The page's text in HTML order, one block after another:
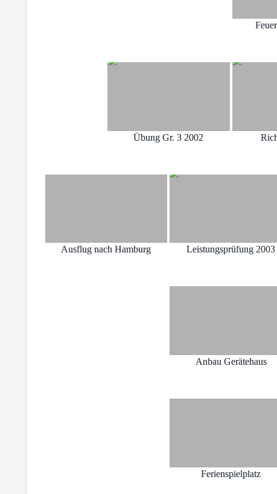
Übung Gr. 3 2002
Ausflug nach Hamburg Leistungsprüfung 2003
Anbau Gerätehaus
Ferienspielplatz